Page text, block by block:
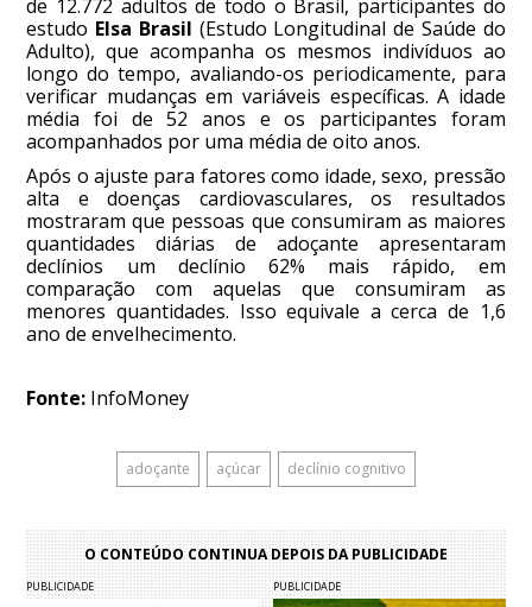
de 12.772 adultos de todo o Brasil, participantes do
estudo Elsa Brasil (Estudo Longitudinal de Saúde do
Adulto), que acompanha os mesmos indivíduos ao
longo do tempo, avaliando-os periodicamente, para
verificar mudanças em variáveis específicas. A idade
média foi de 52 anos e os participantes foram
acompanhados por uma média de oito anos.
Após o ajuste para fatores como idade, sexo, pressão
alta e doenças cardiovasculares, os resultados
mostraram que pessoas que consumiram as maiores
quantidades diárias de adoçante apresentaram
declínios um declínio 62% mais rápido, em
comparação com aquelas que consumiram as
menores quantidades. Isso equivale a cerca de 1,6
ano de envelhecimento.
Fonte: InfoMoney
adoçante açúcar declínio cognitivo
O CONTEÚDO CONTINUA DEPOIS DA PUBLICIDADE
PUBLICIDADE PUBLICIDADE